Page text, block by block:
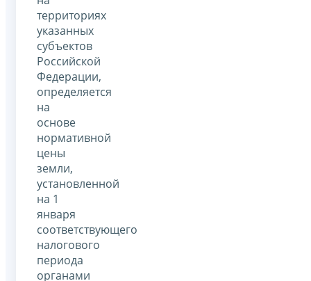
территориях
указанных
субъектов
Российской
Федерации,
определяется
на
основе
нормативной
цены
земли,
установленной
на 1
января
соответствующего
налогового
периода
органами